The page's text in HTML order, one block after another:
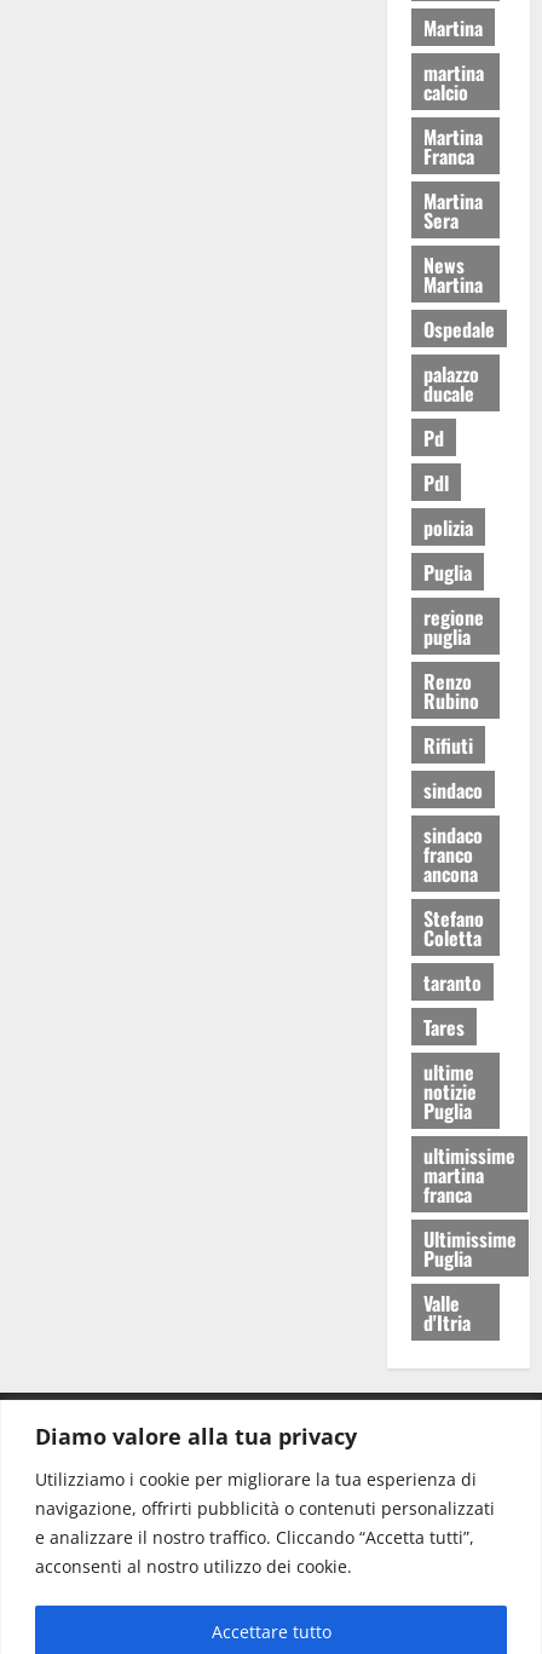
Diamo valore alla tua privacy
Utilizziamo i cookie per migliorare la tua esperienza di
navigazione, offrirti pubblicità o contenuti personalizzati
e analizzare il nostro traffico. Cliccando “Accetta tutti”,
acconsenti al nostro utilizzo dei cookie.
Accettare tutto
Martina
martina
calcio
Martina
Franca
Martina
Sera
News
Martina
Ospedale
palazzo
ducale
Pd
Pdl
polizia
Puglia
regione
puglia
Renzo
Rubino
Rifiuti
sindaco
sindaco
franco
ancona
Stefano
Coletta
taranto
Tares
ultime
notizie
Puglia
ultimissime
martina
franca
Ultimissime
Puglia
Valle
d'Itria
Redazione: redazione@www.martinasera.it
Direttore:direttore@www.martinasera.it
Info & Commerciale:info@www.martinasera.it